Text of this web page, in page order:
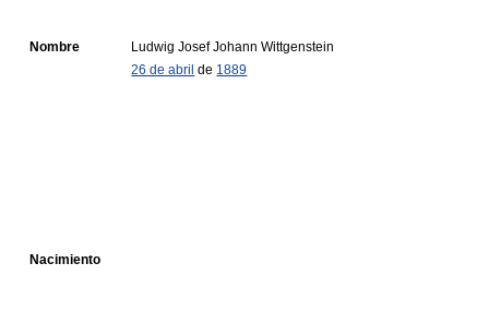
Nombre Ludwig Josef Johann Wittgenstein
Nacimiento
26 de abril de 1889